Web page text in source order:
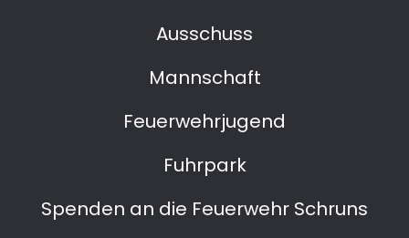
Ausschuss
Mannschaft
Feuerwehrjugend
Fuhrpark
Spenden an die Feuerwehr Schruns